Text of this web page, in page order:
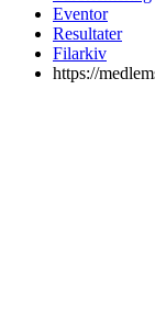
Eventor
Resultater
Filarkiv
https://